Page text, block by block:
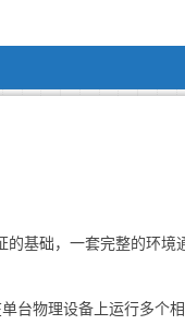
的基础，一套完整的环境
台物理设备上运行多个